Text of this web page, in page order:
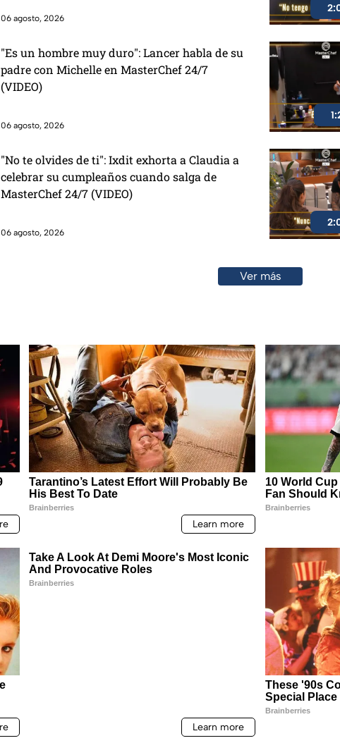
06 agosto, 2026
"Es un hombre muy duro": Lancer habla de su
padre con Michelle en MasterChef 24/7
(VIDEO)
06 agosto, 2026
"No te olvides de ti": Ixdit exhorta a Claudia a
celebrar su cumpleaños cuando salga de
MasterChef 24/7 (VIDEO)
06 agosto, 2026
Ver más